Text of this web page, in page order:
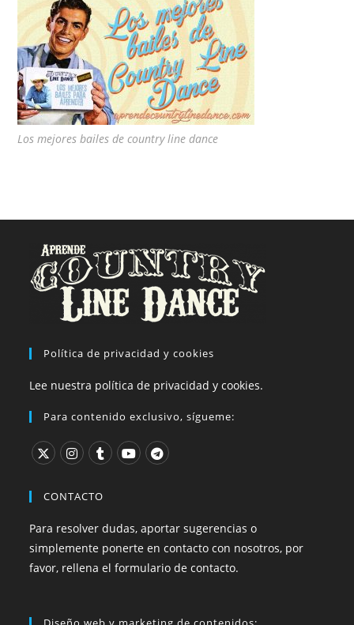
Los mejores bailes de country line dance
Política de privacidad y cookies
Lee nuestra política de privacidad y cookies.
Para contenido exclusivo, sígueme:
CONTACTO
Para resolver dudas, aportar sugerencias o
simplemente ponerte en contacto con nosotros, por
favor, rellena el formulario de contacto.